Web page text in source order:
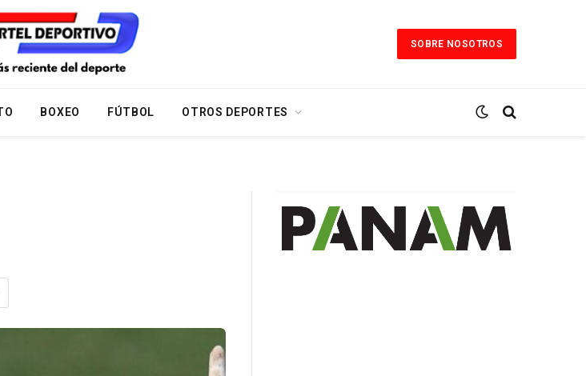
SOBRE NOSOTROS
BOXEO FÚTBOL OTROS DEPORTES